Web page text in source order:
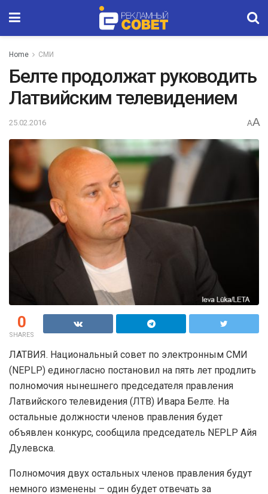
Home СМИ
Белте продолжат руководить
Латвийским телевидением
25.02.2016 AA
0
SHARES
ЛАТВИЯ. Национальный совет по электронным СМИ
(NEPLP) единогласно постановил на пять лет продлить
полномочия нынешнего председателя правления
Латвийского телевидения (ЛТВ) Ивара Белте. На
остальные должности членов правления будет
объявлен конкурс, сообщила председатель NEPLP Айя
Дулевска.
Полномочия двух остальных членов правления будут
немного изменены – один будет отвечать за